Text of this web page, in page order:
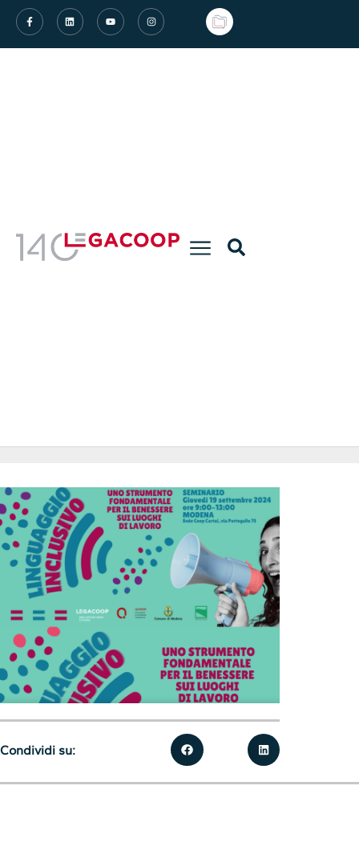
Condividi su: